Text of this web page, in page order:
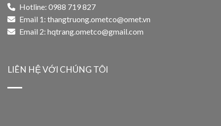
Hotline: 0988 719 827
Email 1: thangtruong.ometco@omet.vn
Email 2: hqtrang.ometco@gmail.com
LIÊN HỆ VỚI CHÚNG TÔI